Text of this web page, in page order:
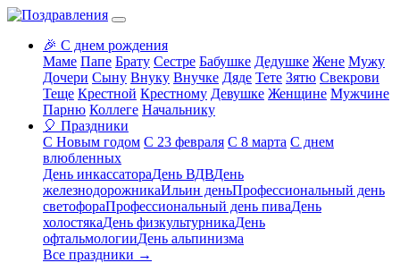
🎉 С днем рождения
Маме Папе Брату Сестре Бабушке Дедушке Жене Мужу
Дочери Сыну Внуку Внучке Дяде Тете Зятю Свекрови
Теще Крестной Крестному Девушке Женщине Мужчине
Парню Коллеге Начальнику
🎈 Праздники
С Новым годом С 23 февраля С 8 марта С днем
влюбленных
День инкассатораДень ВДВДень
железнодорожникаИльин деньПрофессиональный день
светофораПрофессиональный день пиваДень
холостякаДень физкультурникаДень
офтальмологииДень альпинизма
Все праздники →